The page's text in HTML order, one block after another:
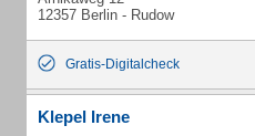
12357 Berlin - Rudow
Gratis-Digitalcheck
Klepel Irene